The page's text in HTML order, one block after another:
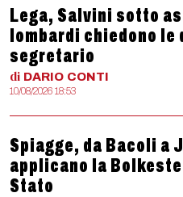
Lega, Salvini sotto
lombardi chiedono
segretario
di DARIO CONTI
10/08/2026 18:53
Spiagge, da Bacoli a
applicano la
Stato